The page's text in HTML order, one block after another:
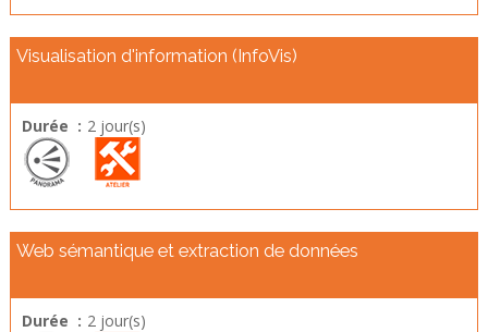
Visualisation d'information (InfoVis)
Durée : 2 jour(s)
Web sémantique et extraction de données
Durée : 2 jour(s)